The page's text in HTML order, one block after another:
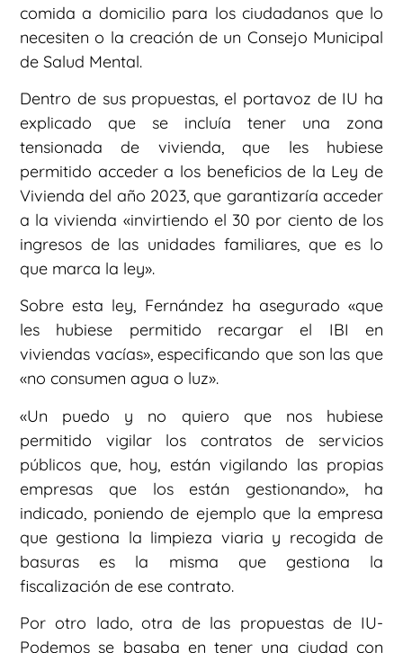
comida a domicilio para los ciudadanos que lo
necesiten o la creación de un Consejo Municipal
de Salud Mental.
Dentro de sus propuestas, el portavoz de IU ha
explicado que se incluía tener una zona
tensionada de vivienda, que les hubiese
permitido acceder a los beneficios de la Ley de
Vivienda del año 2023, que garantizaría acceder
a la vivienda «invirtiendo el 30 por ciento de los
ingresos de las unidades familiares, que es lo
que marca la ley».
Sobre esta ley, Fernández ha asegurado «que
les hubiese permitido recargar el IBI en
viviendas vacías», especificando que son las que
«no consumen agua o luz».
«Un puedo y no quiero que nos hubiese
permitido vigilar los contratos de servicios
públicos que, hoy, están vigilando las propias
empresas que los están gestionando», ha
indicado, poniendo de ejemplo que la empresa
que gestiona la limpieza viaria y recogida de
basuras es la misma que gestiona la
fiscalización de ese contrato.
Por otro lado, otra de las propuestas de IU-
Podemos se basaba en tener una ciudad con